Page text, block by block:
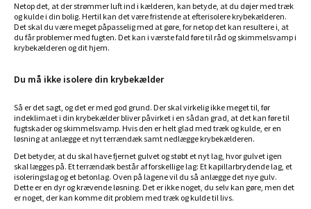
Netop det, at der strømmer luft ind i kælderen, kan betyde, at du døjer med træk
og kulde i din bolig. Hertil kan det være fristende at efterisolere krybekælderen.
Det skal du være meget påpasselig med at gøre, for netop det kan resultere i, at
du får problemer med fugten. Det kan i værste fald føre til råd og skimmelsvamp i
krybekælderen og dit hjem.
Du må ikke isolere din krybekælder
Så er det sagt, og det er med god grund. Der skal virkelig ikke meget til, før
indeklimaet i din krybekælder bliver påvirket i en sådan grad, at det kan føre til
fugtskader og skimmelsvamp. Hvis den er helt glad med træk og kulde, er en
løsning at anlægge et nyt terrændæk samt nedlægge krybekælderen.
Det betyder, at du skal have fjernet gulvet og støbt et nyt lag, hvor gulvet igen
skal lægges på. Et terrændæk består af forskellige lag: Et kapillarbrydende lag, et
isoleringslag og et betonlag. Oven på lagene vil du så anlægge det nye gulv.
Dette er en dyr og krævende løsning. Det er ikke noget, du selv kan gøre, men det
er noget, der kan komme dit problem med træk og kulde til livs.